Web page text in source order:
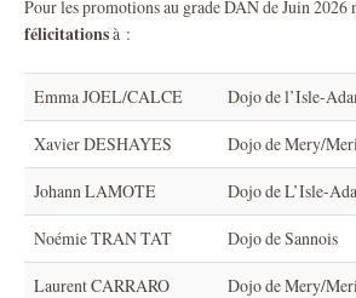
Pour les promotions au grade DAN de Juin 2026
félicitationsà :
Emma JOEL/CALCE Dojo de l’Isle-
Xavier DESHAYES Dojo de Mery/
Johann LAMOTE Dojo de L’Isle-
Noémie TRAN TAT Dojo de Sannois
Laurent CARRARO Dojo de Mery/